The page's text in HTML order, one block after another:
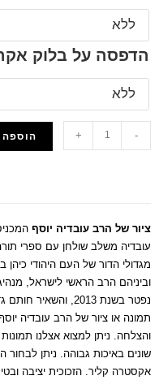
הדפסה על בלוק
-
+
ציור של הרב עובדיה יוסף
עובדיה משלב שולחן עם ספרי
מגדולי הדור של העם היהודי כיהן
וביניהם הרב הראשי לישראל,
נפטר בשנת 2013,
תמונה או ציור של הרב עובדיה
והצלחה. ניתן למצוא אצלנו